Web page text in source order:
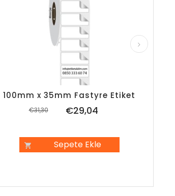
100mm x 35mm Fastyre Etiket
€29,04
€31,30
Sepete Ekle